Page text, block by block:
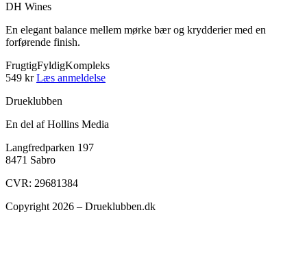
DH Wines
En elegant balance mellem mørke bær og krydderier med en
forførende finish.
FrugtigFyldigKompleks
549 kr Læs anmeldelse
Drueklubben
En del af Hollins Media
Langfredparken 197
8471 Sabro
CVR: 29681384
Copyright 2026 – Drueklubben.dk